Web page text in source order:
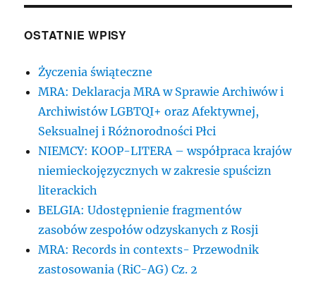
OSTATNIE WPISY
Życzenia świąteczne
MRA: Deklaracja MRA w Sprawie Archiwów i
Archiwistów LGBTQI+ oraz Afektywnej,
Seksualnej i Różnorodności Płci
NIEMCY: KOOP-LITERA – współpraca krajów
niemieckojęzycznych w zakresie spuścizn
literackich
BELGIA: Udostępnienie fragmentów
zasobów zespołów odzyskanych z Rosji
MRA: Records in contexts- Przewodnik
zastosowania (RiC-AG) Cz. 2